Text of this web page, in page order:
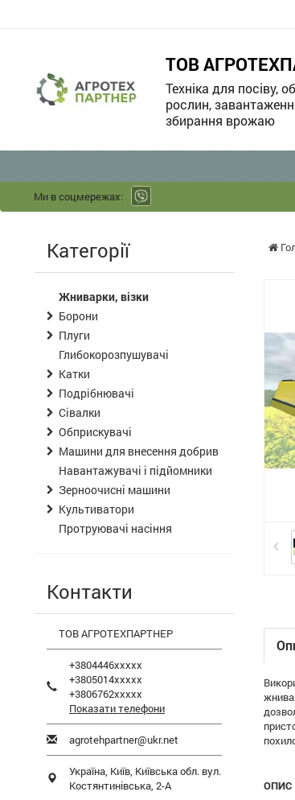
ТОВ
Техніка для посіву,
рослин,
збирання врожаю
Ми в соцмережах:
ОПИС
Категорії
Жниварки, візки
Борони
Плуги
Глибокорозпушувачі
Катки
Подрібнювачі
Сівалки
Обприскувачі
Машини для внесення добрив
Навантажувачі і підйомники
Зерноочисні машини
Культиватори
Протруювачі насіння
Контакти
ТОВ АГРОТЕХПАРТНЕР
+3804446xxxxx
+3805014xxxxx
+3806762xxxxx
Показати телефони
agrotehpartner@ukr.net
Україна, Київ, Київська обл. вул.
Костянтинівська, 2-А